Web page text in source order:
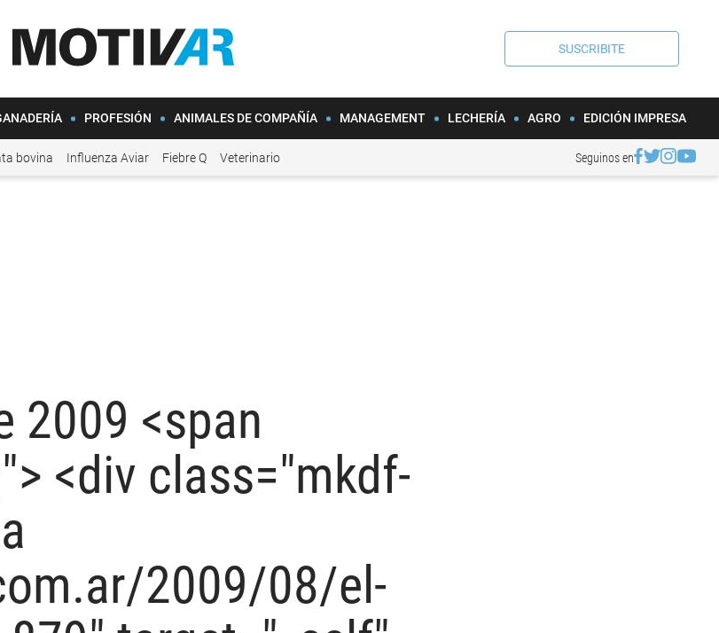
SUSCRIBITE
PROFESIÓN ANIMALES DE COMPAÑÍA MANAGEMENT LECHERÍA AGRO EDICIÓN IMPRESA
bovina Influenza Aviar Fiebre Q Veterinario Seguinos en
2009 <span
<div class="mkdf-
2009/08/el-